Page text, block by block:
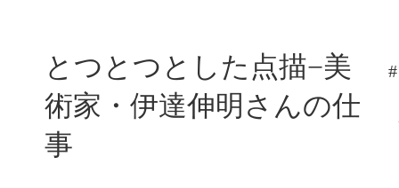
#
とつとつとした点描−美
術家・伊達伸明さんの仕
事